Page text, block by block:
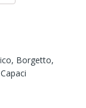
Borgetto,
Capaci